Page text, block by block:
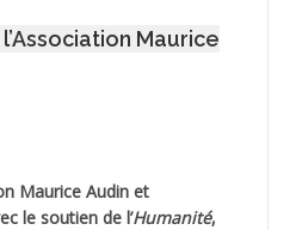
Maurice
Maurice Audinet
le soutien de l’Humanité,